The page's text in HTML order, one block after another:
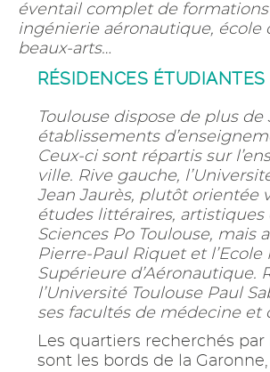
éventail complet de
ingénierie aéronautique, école
beaux-arts…
RÉSIDENCES ÉTUDIANTES
Toulouse dispose de plus de
établissements
Ceux-ci sont répartis sur
ville. Rive gauche,
Jean Jaurès, plutôt orientée
études littéraires, artistiques
Sciences Po Toulouse, mais
Pierre-Paul Riquet et l’Ecole
Supérieure d’Aéronautique.
l’Université Toulouse Paul
ses facultés de médecine et
Les quartiers recherchés
sont les bords de la